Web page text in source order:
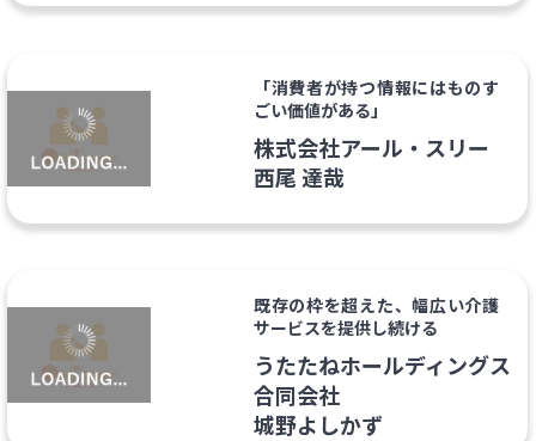
「消費者が持つ情報にはものす
ごい価値がある」
株式会社アール・スリー
西尾 達哉
既存の枠を超えた、幅広い介護
サービスを提供し続ける
うたたねホールディングス
合同会社
城野よしかず